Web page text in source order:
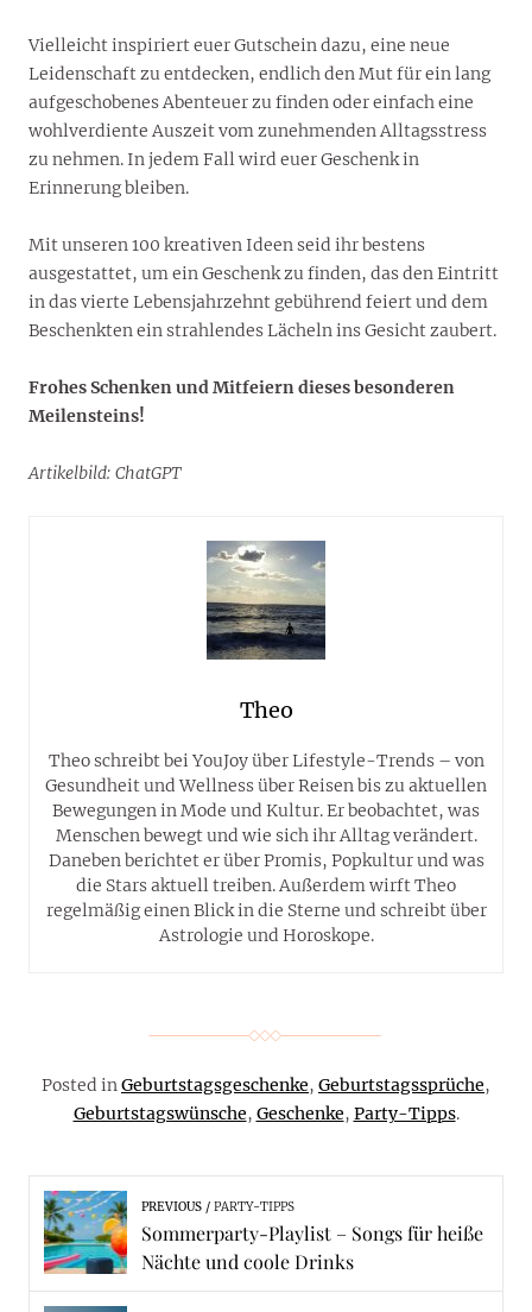
Vielleicht inspiriert euer Gutschein dazu, eine neue
Leidenschaft zu entdecken, endlich den Mut für ein lang
aufgeschobenes Abenteuer zu finden oder einfach eine
wohlverdiente Auszeit vom zunehmenden Alltagsstress
zu nehmen. In jedem Fall wird euer Geschenk in
Erinnerung bleiben.
Mit unseren 100 kreativen Ideen seid ihr bestens
ausgestattet, um ein Geschenk zu finden, das den Eintritt
in das vierte Lebensjahrzehnt gebührend feiert und dem
Beschenkten ein strahlendes Lächeln ins Gesicht zaubert.
Frohes Schenken und Mitfeiern dieses besonderen
Meilensteins!
Artikelbild: ChatGPT
Theo
Theo schreibt bei YouJoy über Lifestyle-Trends – von
Gesundheit und Wellness über Reisen bis zu aktuellen
Bewegungen in Mode und Kultur. Er beobachtet, was
Menschen bewegt und wie sich ihr Alltag verändert.
Daneben berichtet er über Promis, Popkultur und was
die Stars aktuell treiben. Außerdem wirft Theo
regelmäßig einen Blick in die Sterne und schreibt über
Astrologie und Horoskope.
Posted inGeburtstagsgeschenke, Geburtstagssprüche,
Geburtstagswünsche, Geschenke, Party-Tipps.
PREVIOUS PARTY-TIPPS
Sommerparty-Playlist – Songs für heiße
Nächte und coole Drinks